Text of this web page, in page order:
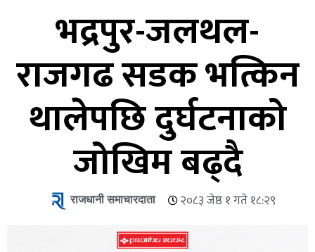
भद्रपुर-जलथल-
राजगढ सडक भत्किन
थालेपछि दुर्घटनाको
जोखिम बढ्दै
राजधानी समाचारदाता २०८३ जेष्ठ १ गते १८:२९